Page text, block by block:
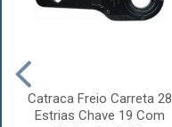
Catraca Freio Carreta 28
Estrias Chave 19 Com